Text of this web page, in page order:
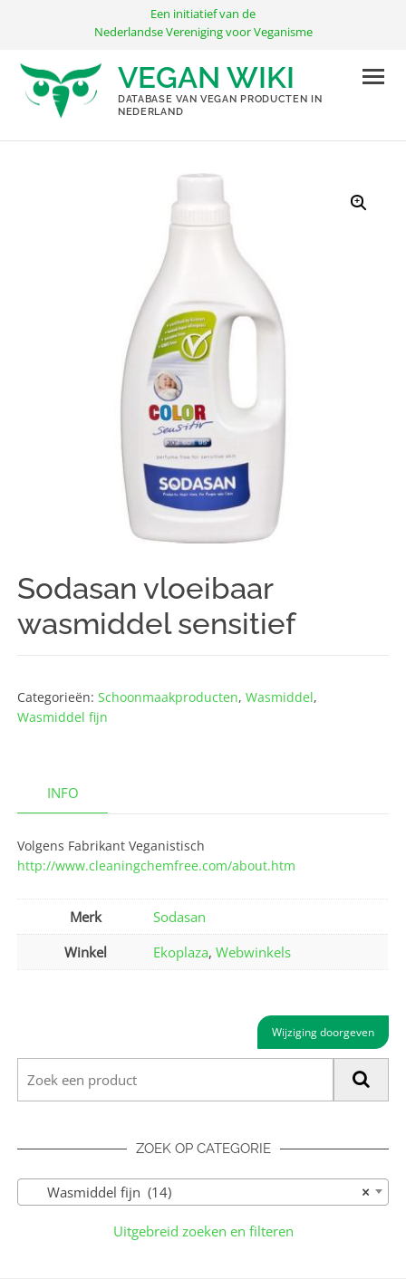
inhoud
Een initiatief van de
Nederlandse Vereniging voor Veganisme
VEGAN WIKI
DATABASE VAN VEGAN PRODUCTEN IN
NEDERLAND
Sodasan vloeibaar
wasmiddel sensitief
Categorieën:Schoonmaak­producten,Wasmiddel,
Wasmiddel fijn
INFO
Volgens Fabrikant Veganistisch
http://www.cleaningchemfree.com/about.htm
Merk
Sodasan
Winkel
Ekoplaza,Webwinkels
Wijziging doorgeven
ZOEK OP CATEGORIE
×
Wasmiddel fijn (14)
Uitgebreid zoeken en filteren